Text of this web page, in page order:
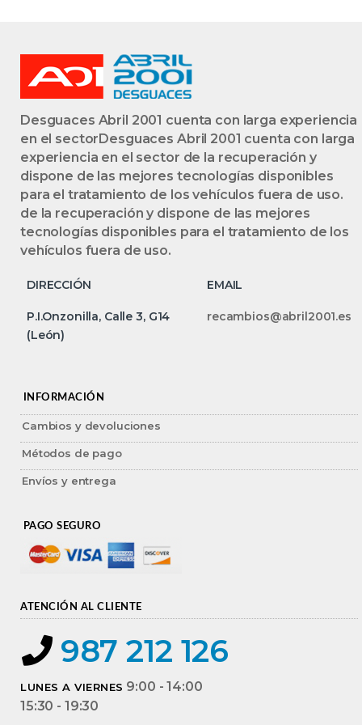
Desguaces Abril 2001 cuenta con larga experiencia
en el sectorDesguaces Abril 2001 cuenta con larga
experiencia en el sector de la recuperación y
dispone de las mejores tecnologías disponibles
para el tratamiento de los vehículos fuera de uso.
de la recuperación y dispone de las mejores
tecnologías disponibles para el tratamiento de los
vehículos fuera de uso.
DIRECCIÓN EMAIL
P.I.Onzonilla, Calle 3, G14
(León)
recambios@abril2001.es
INFORMACIÓN
Cambios y devoluciones
Métodos de pago
Envíos y entrega
PAGO SEGURO
ATENCIÓN AL CLIENTE
987 212 126
LUNES A VIERNES 9:00 - 14:00
15:30 - 19:30